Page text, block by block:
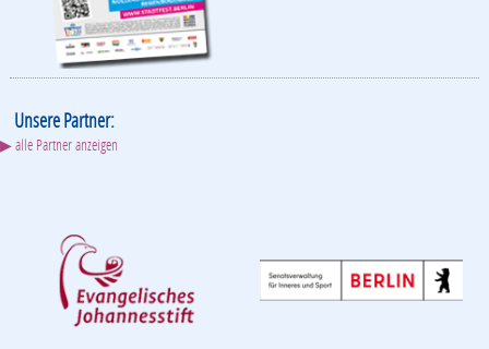
Unsere Partner:
▶ alle Partner anzeigen